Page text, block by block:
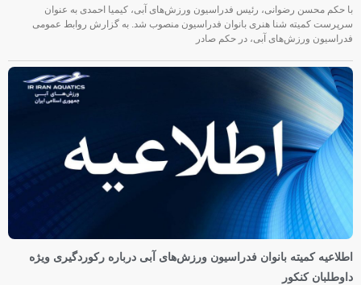
با حکم محسن رضوانی، رئیس فدراسیون ورزش‌های آبی، کیمیا احمدی به عنوان
سرپرست کمیته شنا هنری بانوان فدراسیون منصوب شد. به گزارش روابط عمومی
فدراسیون ورزش‌های آبی، در حکم صادر
اطلاعیه کمیته بانوان فدراسیون ورزش‌های آبی درباره رکوردگیری ویژه
داوطلبان کنکور